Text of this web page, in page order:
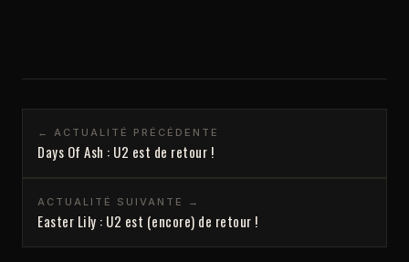
← ACTUALITÉ PRÉCÉDENTE
Days Of Ash : U2 est de retour !
ACTUALITÉ SUIVANTE →
Easter Lily : U2 est (encore) de retour !